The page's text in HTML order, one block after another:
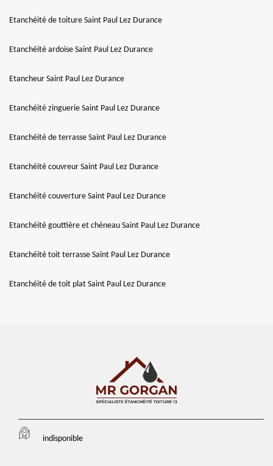
Etanchéité de toiture Saint Paul Lez Durance
Etanchéité ardoise Saint Paul Lez Durance
Etancheur Saint Paul Lez Durance
Etanchéité zinguerie Saint Paul Lez Durance
Etanchéité de terrasse Saint Paul Lez Durance
Etanchéité couvreur Saint Paul Lez Durance
Etanchéité couverture Saint Paul Lez Durance
Etanchéité gouttière et chéneau Saint Paul Lez Durance
Etanchéité toit terrasse Saint Paul Lez Durance
Etanchéité de toit plat Saint Paul Lez Durance
indisponible